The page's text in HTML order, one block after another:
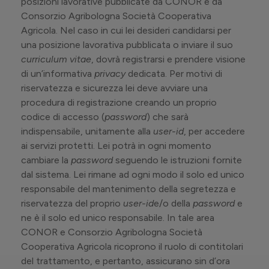
Consorzio Agribologna Società Cooperativa
Agricola. Nel caso in cui lei desideri candidarsi per
una posizione lavorativa pubblicata o inviare il suo
curriculum vitae, dovrà registrarsi e prendere visione
di un’informativa privacydedicata. Per motivi di
riservatezza e sicurezza lei deve avviare una
procedura di registrazione creando un proprio
codice di accesso (password) che sarà
indispensabile, unitamente alla user-id, per accedere
ai servizi protetti. Lei potrà in ogni momento
cambiare la passwordseguendo le istruzioni fornite
dal sistema. Lei rimane ad ogni modo il solo ed unico
responsabile del mantenimento della segretezza e
riservatezza del proprio user-ide/o della password e
ne è il solo ed unico responsabile. In tale area
CONOR e Consorzio Agribologna Società
Cooperativa Agricola ricoprono il ruolo di contitolari
del trattamento, e pertanto, assicurano sin d’ora